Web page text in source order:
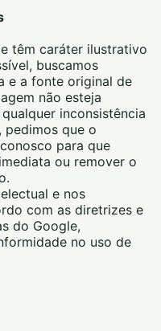
têm caráter ilustrativo
buscamos
e a fonte original de
não esteja
inconsistência
pedimos que o
para que
ou remover o
e nos
com as diretrizes e
do Google,
no uso de